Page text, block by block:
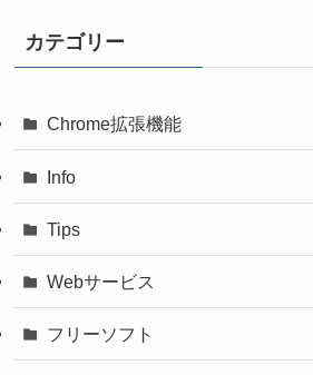
カテゴリー
Chrome拡張機能
Info
Tips
Webサービス
フリーソフト